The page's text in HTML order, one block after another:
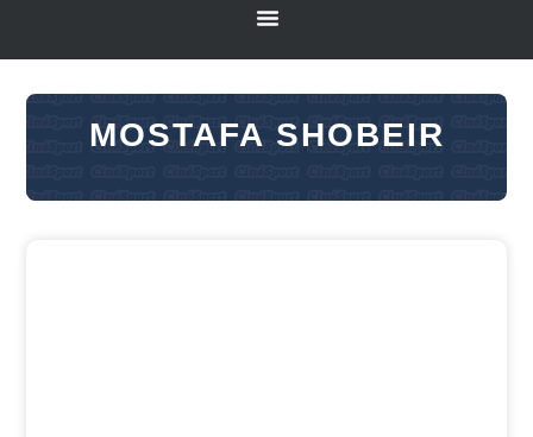
MOSTAFA SHOBEIR